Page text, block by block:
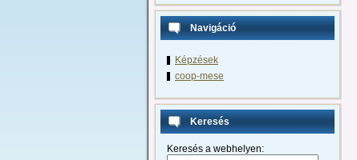
Navigáció
Képzések
coop-mese
Keresés
Keresés a webhelyen: